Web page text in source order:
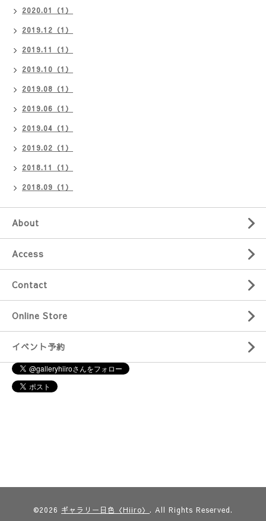
2020.01（1）
2019.12（1）
2019.11（1）
2019.10（1）
2019.08（1）
2019.06（1）
2019.04（1）
2019.02（1）
2018.11（1）
2018.09（1）
About
Access
Contact
Online Store
イベント予約
©2026 ギャラリー日色〈Hiiro〉 . All Rights Reserved.